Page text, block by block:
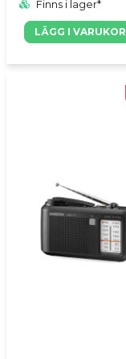
Finns i lager*
LÄGG I